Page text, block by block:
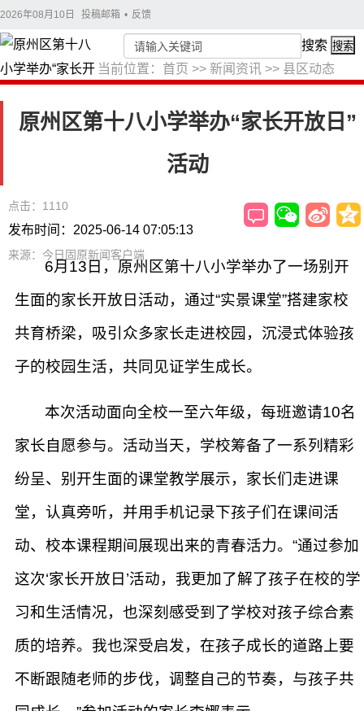
2026年08月10日 投稿邮箱 • 反馈
当前位置： 首页 >> 新闻资讯 >> 县区动态
搜索 搜索
原州区第十八小学举办“家长开放日”
活动
点击：1110
发布时间：2025-06-14 07:05:13
来源：今日固原新闻客户端
6月13日，原州区第十八小学举办了一场别开
生面的家长开放日活动，通过“实景课堂”搭建家校
共育桥梁，吸引众多家长走进校园，沉浸式体验孩
子的校园生活，共同见证学生成长。
本次活动面向全校一至六年级，每班邀请10名
家长自愿参与。活动当天，学校筹备了一系列精彩
纷呈、别开生面的课堂教学展示，家长们走进课
堂，认真旁听，并用手机记录下孩子们在课间活
动、校本课程期间展现出来的青春活力。“通过参加
这次‘家长开放日’活动，我更加了解了孩子在校的学
习和生活情况，也深刻感受到了学校对孩子综合素
质的培养。我也深受启发，在孩子成长的道路上要
不断跟随老师的步伐，调整自己的节奏，与孩子共